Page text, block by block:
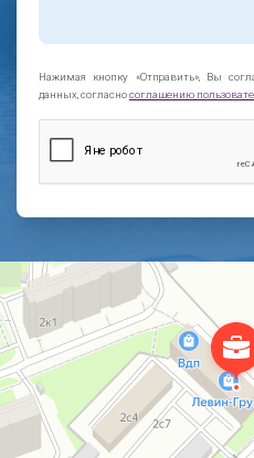
Нажимая кнопку «Отправить», Вы
данных, согласносоглашению